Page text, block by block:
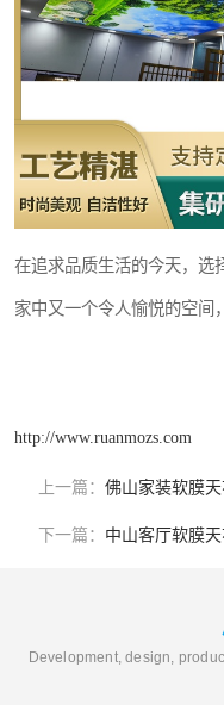
在追求品质生活的今天，选
家中又一个令人愉悦的空间
http://www.ruanmozs.com
上一篇： 佛山家装软膜
下一篇： 中山客厅软膜
Development, design,